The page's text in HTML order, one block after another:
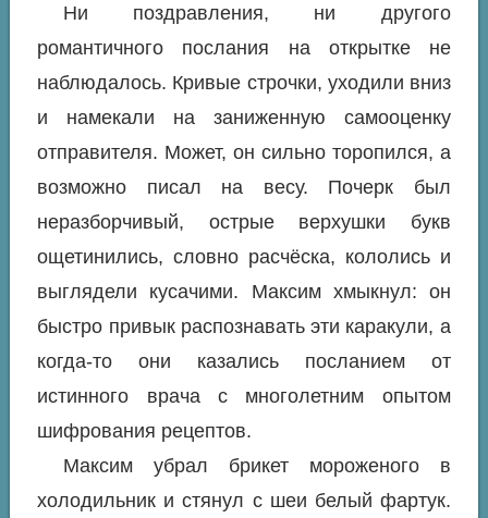
Ни поздравления, ни другого
романтичного послания на открытке не
наблюдалось. Кривые строчки, уходили вниз
и намекали на заниженную самооценку
отправителя. Может, он сильно торопился, а
возможно писал на весу. Почерк был
неразборчивый, острые верхушки букв
ощетинились, словно расчёска, кололись и
выглядели кусачими. Максим хмыкнул: он
быстро привык распознавать эти каракули, а
когда-то они казались посланием от
истинного врача с многолетним опытом
шифрования рецептов.
Максим убрал брикет мороженого в
холодильник и стянул с шеи белый фартук.